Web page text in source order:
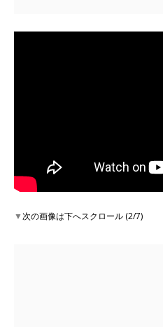
▼次の画像は下へスクロール (2/7)